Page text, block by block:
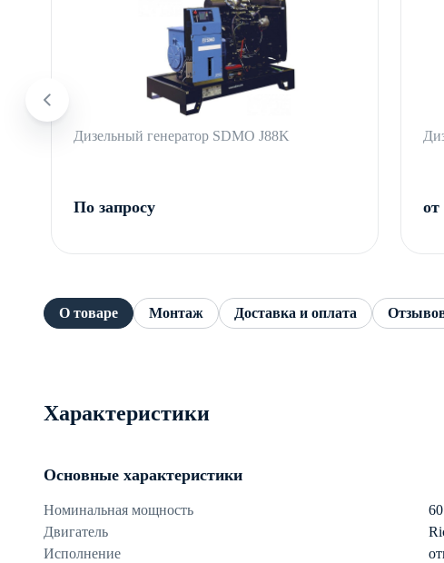
Дизельный генератор SDMO J88K
По запросу от
О товаре Монтаж Доставка и оплата
Характеристики
Основные характеристики
Номинальная мощность
Двигатель
Исполнение